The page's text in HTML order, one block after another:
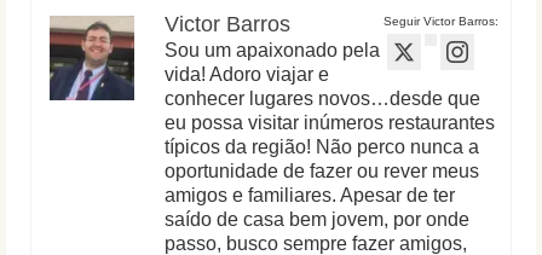
Seguir Victor Barros:
Victor Barros
Sou um apaixonado pela
vida! Adoro viajar e
conhecer lugares novos…desde que
eu possa visitar inúmeros restaurantes
típicos da região! Não perco nunca a
oportunidade de fazer ou rever meus
amigos e familiares. Apesar de ter
saído de casa bem jovem, por onde
passo, busco sempre fazer amigos,